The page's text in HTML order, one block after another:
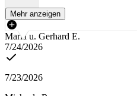
Mehr anzeigen
Maria u. Gerhard E.
7/24/2026
7/23/2026